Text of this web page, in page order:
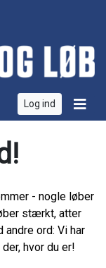
Log ind
- nogle løber
stærkt, atter
ord: Vi har
hvor du er!